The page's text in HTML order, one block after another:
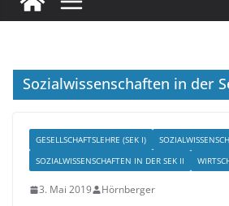
Sozialwissenschaften in der
GESELLSCHAFTSLEHRE (SEK I)
SOZIALWISSENSCHAFTEN IN DER SEK II
3. Mai 2019 Hörnberger